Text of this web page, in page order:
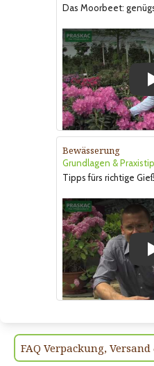
Das Moorbeet:
Bewässerung
Grundlagen &
Tipps fürs richtige
FAQ Verpackung,